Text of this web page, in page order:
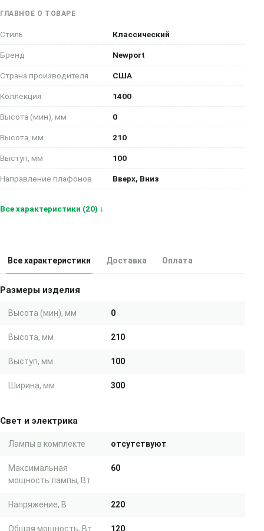
ГЛАВНОЕ О ТОВАРЕ
Стиль Классический
Бренд Newport
Страна производителя США
Коллекция 1400
Высота (мин), мм 0
Высота, мм 210
Выступ, мм 100
Направление плафонов Вверх, Вниз
Все характеристики (20) ↓
Все характеристики Доставка Оплата
Размеры изделия
Высота (мин), мм 0
Высота, мм 210
Выступ, мм 100
Ширина, мм 300
Свет и электрика
Лампы в комплекте отсутствуют
Максимальная
мощность лампы, Вт
60
Напряжение, В 220
Общая мощность, Вт 120